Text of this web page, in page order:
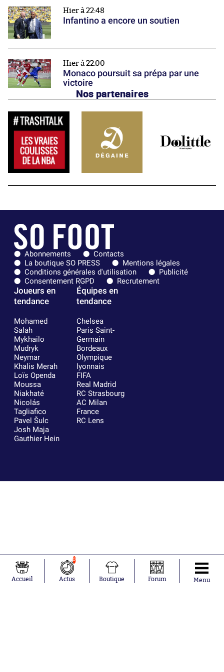
Hier à 22:48
Infantino a encore un soutien
Hier à 22:00
Monaco poursuit sa prépa par une
victoire
Nos partenaires
Abonnements
Contacts
La boutique SO PRESS
Mentions légales
Conditions générales d'utilisation
Publicité
Consentement RGPD
Recrutement
Joueurs en
tendance
Mohamed
Salah
Mykhailo
Mudryk
Neymar
Khalis Merah
Loïs Openda
Moussa
Niakhaté
Nicolás
Tagliafico
Pavel Šulc
Josh Maja
Gauthier Hein
Équipes en
tendance
Chelsea
Paris Saint-
Germain
Bordeaux
Olympique
lyonnais
FIFA
Real Madrid
RC Strasbourg
AC Milan
France
RC Lens
Accueil
0
Actus Boutique Forum Menu